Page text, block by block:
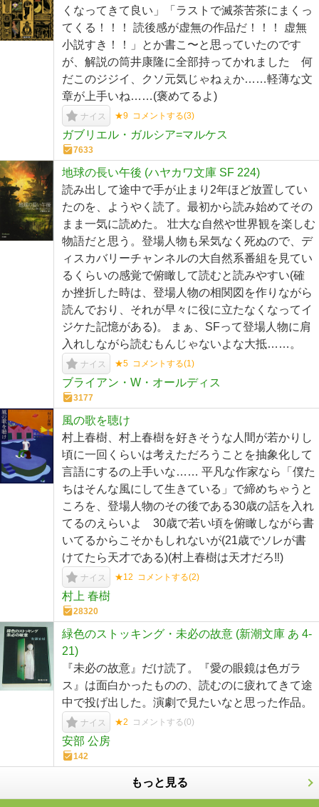
くなってきて良い」「ラストで滅茶苦茶にまくっ
てくる！！！ 読後感が虚無の作品だ！！！ 虚無
小説すき！！」とか書こ〜と思っていたのです
が、解説の筒井康隆に全部持ってかれました 何
だこのジジイ、クソ元気じゃねぇか……軽薄な文
章が上手いね……(褒めてるよ)
ナイス ★9 コメントする(3)
ガブリエル・ガルシア=マルケス
7633
地球の長い午後 (ハヤカワ文庫 SF 224)
読み出して途中で手が止まり2年ほど放置してい
たのを、ようやく読了。最初から読み始めてその
まま一気に読めた。 壮大な自然や世界観を楽しむ
物語だと思う。登場人物も呆気なく死ぬので、デ
ィスカバリーチャンネルの大自然系番組を見てい
るくらいの感覚で俯瞰して読むと読みやすい(確
か挫折した時は、登場人物の相関図を作りながら
読んでおり、それが早々に役に立たなくなってイ
ジケた記憶がある)。 まぁ、SFって登場人物に肩
入れしながら読むもんじゃないよな大抵……。
ナイス ★5 コメントする(1)
ブライアン・W・オールディス
3177
風の歌を聴け
村上春樹、村上春樹を好きそうな人間が若かりし
頃に一回くらいは考えただろうことを抽象化して
言語にするの上手いな…… 平凡な作家なら「僕た
ちはそんな風にして生きている」で締めちゃうと
ころを、登場人物のその後である30歳の話を入れ
てるのえらいよ 30歳で若い頃を俯瞰しながら書
いてるからこそかもしれないが(21歳でソレが書
けてたら天才である)(村上春樹は天才だろ‼️)
ナイス ★12 コメントする(2)
村上 春樹
28320
緑色のストッキング・未必の故意 (新潮文庫 あ 4-
21)
『未必の故意』だけ読了。『愛の眼鏡は色ガラ
ス』は面白かったものの、読むのに疲れてきて途
中で投げ出した。演劇で見たいなと思った作品。
ナイス ★2 コメントする(0)
安部 公房
142
もっと見る